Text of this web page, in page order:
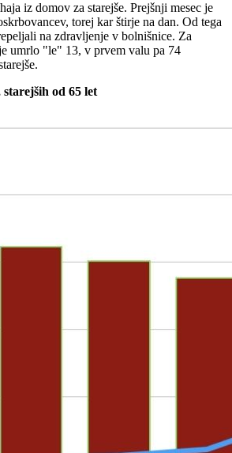
iz domov za starejše. Prejšnji mesec je
torej kar štirje na dan. Od tega
na zdravljenje v bolnišnice. Za
umrlo "le" 13, v prvem valu pa 74
od 65 let